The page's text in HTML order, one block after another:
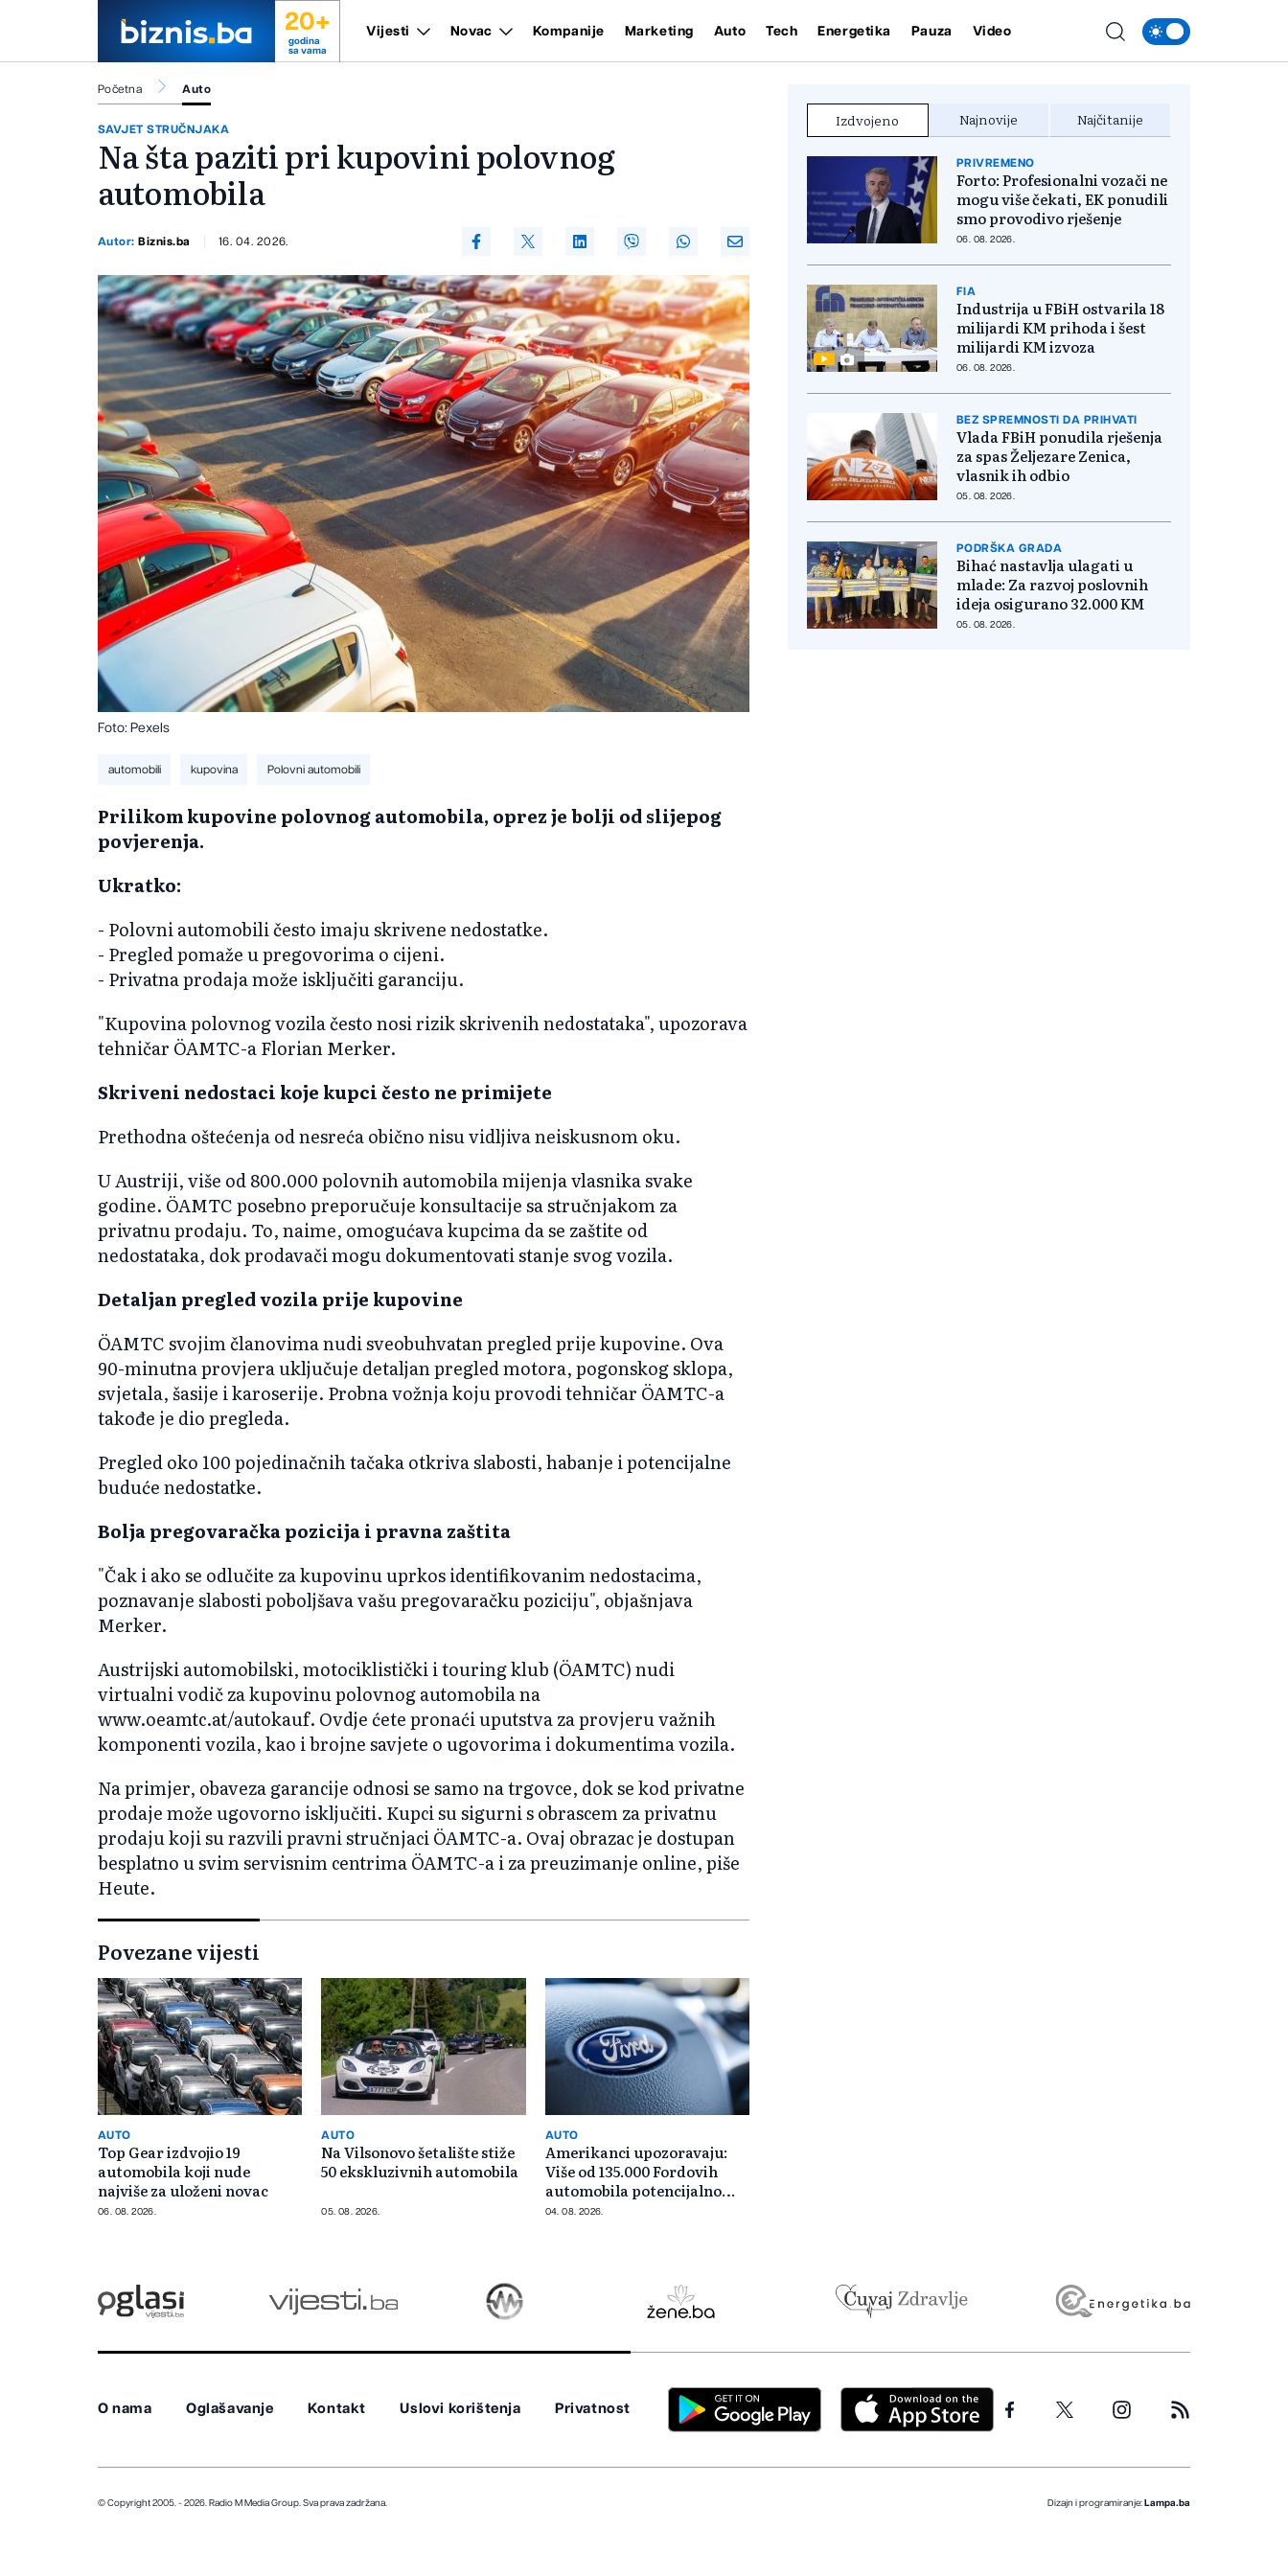
20+
godina
sa vama
Vijesti Novac Kompanije Marketing Auto Tech Energetika Pauza Video
Početna Auto
SAVJET STRUČNJAKA
Na šta paziti pri kupovini polovnog
automobila
Autor:Biznis.ba 16. 04. 2026.
Foto: Pexels
automobili kupovina Polovni automobili
Prilikom kupovine polovnog automobila, oprez je bolji od slijepog
povjerenja.
Ukratko:
- Polovni automobili često imaju skrivene nedostatke.
- Pregled pomaže u pregovorima o cijeni.
- Privatna prodaja može isključiti garanciju.
"Kupovina polovnog vozila često nosi rizik skrivenih nedostataka", upozorava
tehničar ÖAMTC-a Florian Merker.
Skriveni nedostaci koje kupci često ne primijete
Prethodna oštećenja od nesreća obično nisu vidljiva neiskusnom oku.
U Austriji, više od 800.000 polovnih automobila mijenja vlasnika svake
godine. ÖAMTC posebno preporučuje konsultacije sa stručnjakom za
privatnu prodaju. To, naime, omogućava kupcima da se zaštite od
nedostataka, dok prodavači mogu dokumentovati stanje svog vozila.
Detaljan pregled vozila prije kupovine
ÖAMTC svojim članovima nudi sveobuhvatan pregled prije kupovine. Ova
90-minutna provjera uključuje detaljan pregled motora, pogonskog sklopa,
svjetala, šasije i karoserije. Probna vožnja koju provodi tehničar ÖAMTC-a
takođe je dio pregleda.
Pregled oko 100 pojedinačnih tačaka otkriva slabosti, habanje i potencijalne
buduće nedostatke.
Bolja pregovaračka pozicija i pravna zaštita
"Čak i ako se odlučite za kupovinu uprkos identifikovanim nedostacima,
poznavanje slabosti poboljšava vašu pregovaračku poziciju", objašnjava
Merker.
Austrijski automobilski, motociklistički i touring klub (ÖAMTC) nudi
virtualni vodič za kupovinu polovnog automobila na
www.oeamtc.at/autokauf. Ovdje ćete pronaći uputstva za provjeru važnih
komponenti vozila, kao i brojne savjete o ugovorima i dokumentima vozila.
Na primjer, obaveza garancije odnosi se samo na trgovce, dok se kod privatne
prodaje može ugovorno isključiti. Kupci su sigurni s obrascem za privatnu
prodaju koji su razvili pravni stručnjaci ÖAMTC-a. Ovaj obrazac je dostupan
besplatno u svim servisnim centrima ÖAMTC-a i za preuzimanje online, piše
Heute.
Povezane vijesti
AUTO
Top Gear izdvojio 19
automobila koji nude
najviše za uloženi novac
06. 08. 2026.
AUTO
Na Vilsonovo šetalište stiže
50 ekskluzivnih automobila
05. 08. 2026.
AUTO
Amerikanci upozoravaju:
Više od 135.000 Fordovih
automobila potencijalno
rizično
04. 08. 2026.
Izdvojeno Najnovije Najčitanije
PRIVREMENO
Forto: Profesionalni vozači ne
mogu više čekati, EK ponudili
smo provodivo rješenje
06. 08. 2026.
FIA
Industrija u FBiH ostvarila 18
milijardi KM prihoda i šest
milijardi KM izvoza
06. 08. 2026.
BEZ SPREMNOSTI DA PRIHVATI
Vlada FBiH ponudila rješenja
za spas Željezare Zenica,
vlasnik ih odbio
05. 08. 2026.
PODRŠKA GRADA
Bihać nastavlja ulagati u
mlade: Za razvoj poslovnih
ideja osigurano 32.000 KM
05. 08. 2026.
O nama Oglašavanje Kontakt Uslovi korištenja Privatnost
© Copyright 2005. - 2026. Radio M Media Group. Sva prava zadržana. Dizajn i programiranje: Lampa.ba